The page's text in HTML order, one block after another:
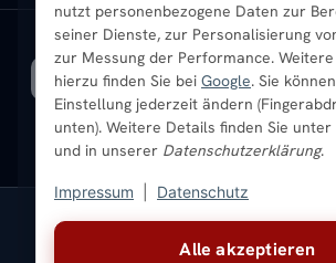
Alle akzeptieren
nutzt personenbezogene Daten zur
seiner Dienste, zur Personalisierung
zur Messung der Performance.
hierzu finden Sie bei Google. Sie
Einstellung jederzeit ändern
unten). Weitere Details finden Sie unter
und in unserer Datenschutzerklärung.
Impressum Datenschutz
Bestpreisgarantie